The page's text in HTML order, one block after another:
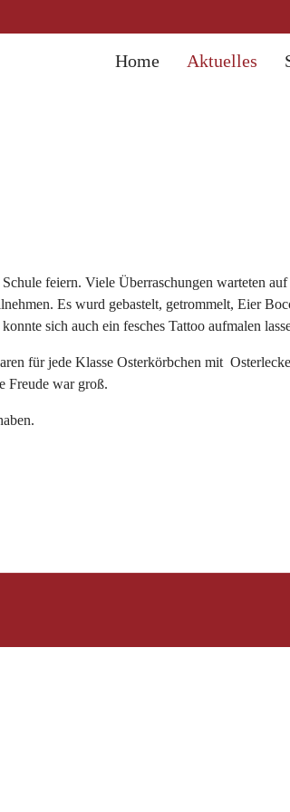
Home Aktuelles
feiern. Viele Überraschungen warteten
Es wurd gebastelt, getrommelt, Eier
sich auch ein fesches Tattoo aufmalen
für jede Klasse Osterkörbchen mit
Freude war groß.